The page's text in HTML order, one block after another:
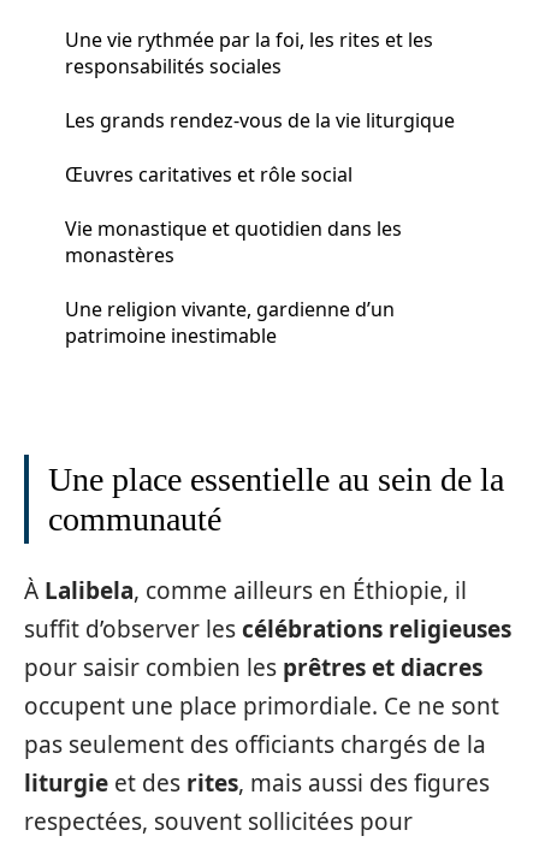
Une vie rythmée par la foi, les rites et les
responsabilités sociales
Les grands rendez-vous de la vie liturgique
Œuvres caritatives et rôle social
Vie monastique et quotidien dans les
monastères
Une religion vivante, gardienne d’un
patrimoine inestimable
Une place essentielle au sein de la
communauté
À Lalibela, comme ailleurs en Éthiopie, il
suffit d’observer lescélébrations religieuses
pour saisir combien les prêtres et diacres
occupent une place primordiale. Ce ne sont
pas seulement des officiants chargés de la
liturgie et des rites, mais aussi des figures
respectées, souvent sollicitées pour